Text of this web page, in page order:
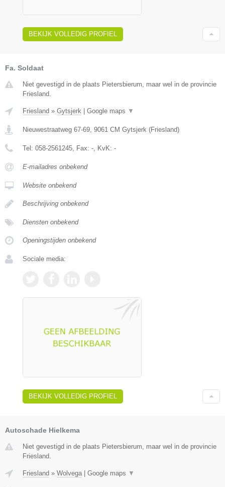
BEKIJK VOLLEDIG PROFIEL
Fa. Soldaat
Niet gevestigd in de plaats Pietersbierum, maar wel in de provincie
Friesland.
Friesland » Gytsjerk Google maps ▼
Nieuwestraatweg 67-69 9061 CM Gytsjerk (Friesland)
Tel: 058-2561245 , Fax: - , KvK: -
E-mailadres onbekend
Website onbekend
Beschrijving onbekend
Diensten onbekend
Openingstijden onbekend
Sociale media:
BEKIJK VOLLEDIG PROFIEL
Autoschade Hielkema
Niet gevestigd in de plaats Pietersbierum, maar wel in de provincie
Friesland.
Friesland » Wolvega | Google maps ▼